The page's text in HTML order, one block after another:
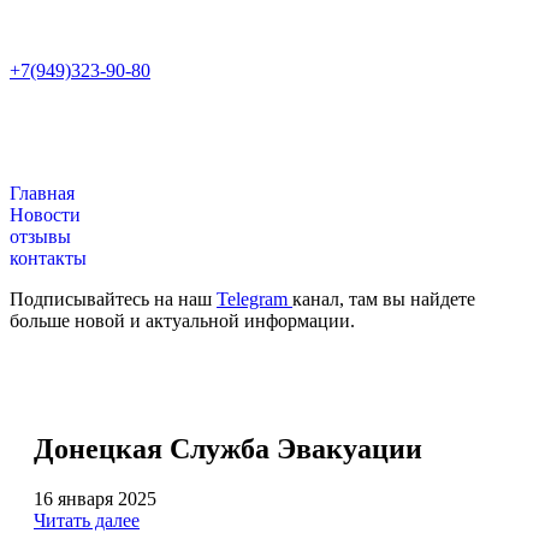
+7(949)323-90-80
Главная
Новости
отзывы
контакты
Подписывайтесь на наш Telegram канал, там вы найдете
больше новой и актуальной информации.
Донецкая Служба Эвакуации
16 января 2025
Читать далее